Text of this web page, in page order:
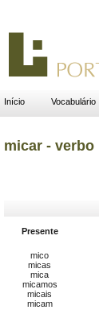
Início Vocabulário
micar - verbo
Presente
mico
micas
mica
micamos
micais
micam